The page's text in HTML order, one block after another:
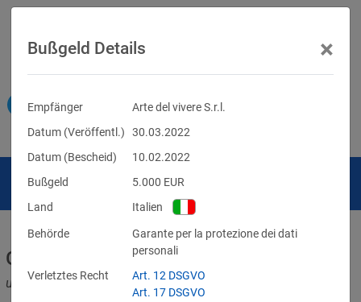
Geldbußen für DSGVO-Verstöße
und für Verletzungen anderer Datenschutzgesetze
Bußgeld Details ×
Empfänger
Arte del vivere S.r.l.
Datum (Veröffentl.)
30.03.2022
Datum (Bescheid)
10.02.2022
Bußgeld
5.000 EUR
Land
Italien
Behörde
Garante per la protezione dei dati
personali
Verletztes Recht
Art. 12 DSGVO
Art. 17 DSGVO